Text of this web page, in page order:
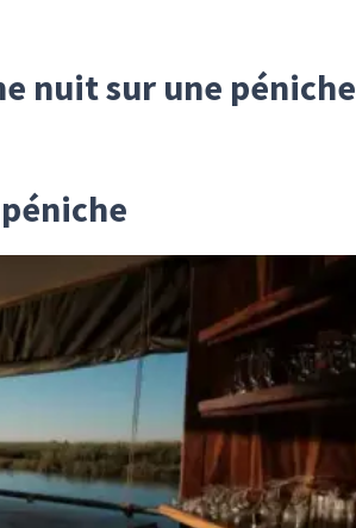
nuit sur une péniche